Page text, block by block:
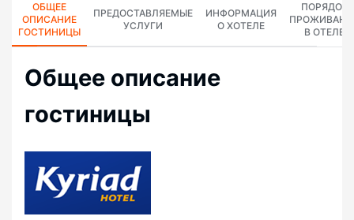
ОБЩЕЕ
ОПИСАНИЕ
ГОСТИНИЦЫ
ПРЕДОСТАВЛЯЕМЫЕ
УСЛУГИ
ИНФОРМАЦИЯ
О ХОТЕЛЕ
ПОРЯДОК
В ОТЕЛЕ
Общее описание
гостиницы